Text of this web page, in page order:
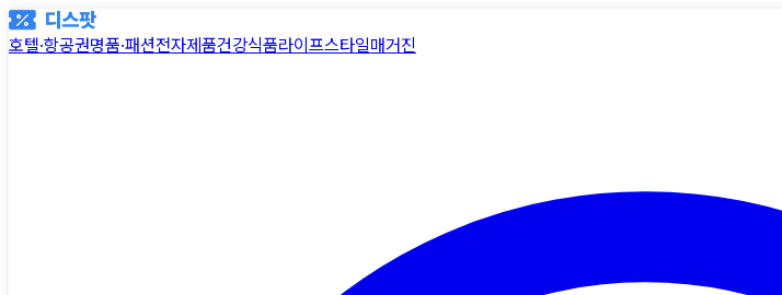
호텔·항공권명품·패션전자제품건강식품라이프스타일매거진